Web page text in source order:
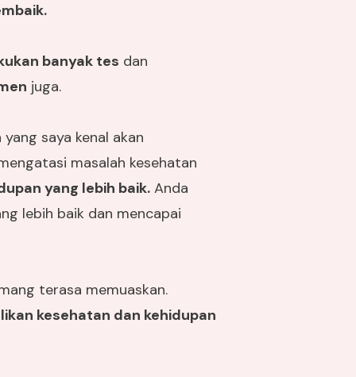
banyak tes dan
juga.
saya kenal akan
masalah kesehatan
yang lebih baik. Anda
lebih baik dan mencapai
terasa memuaskan.
kesehatan dan kehidupan